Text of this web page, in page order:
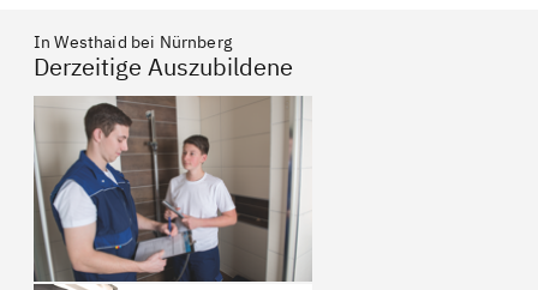
In Westhaid bei Nürnberg
Derzeitige Auszubildene